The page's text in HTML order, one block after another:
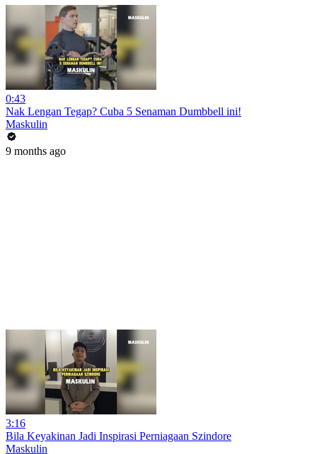
0:43
Nak Lengan Tegap? Cuba 5 Senaman Dumbbell ini!
Maskulin
9 months ago
3:16
Bila Keyakinan Jadi Inspirasi Perniagaan Szindore
Maskulin